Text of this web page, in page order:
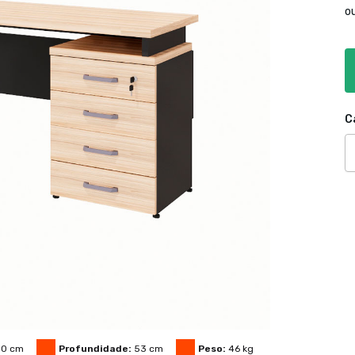
cm Profundidade: 53 cm Peso: 46 kg